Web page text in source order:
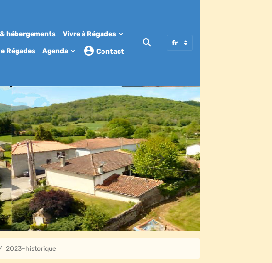
hébergements Vivre à Régades
Régades Agenda Contact
2023-historique